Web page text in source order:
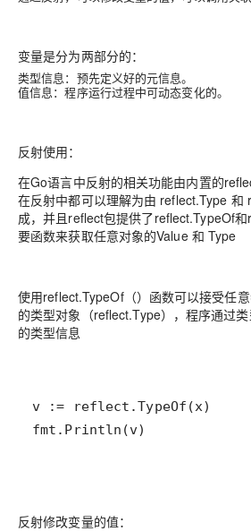
变量是分为两部分的：
类型信息：预先定义好的元信息。
值信息：程序运行过程中可动态变化的。
反射使用：
在Go语言中反射的相关功能由内置的
在反射中都可以理解为由 reflect.Type 和
成，并且reflect包提供了reflect.TypeOf
要函数来获取任意对象的Value 和 Type
使用reflect.TypeOf（）函数可以接受任
的类型对象（reflect.Type），程序通过
的类型信息
反射修改变量的值：